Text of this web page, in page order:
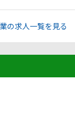
の求人一覧を見る